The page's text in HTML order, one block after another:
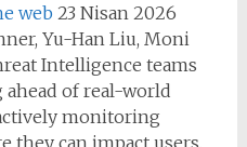
web 23 Nisan 2026
Yu-Han Liu, Moni
Intelligence teams
ahead of real-world
monitoring
they can impact users.